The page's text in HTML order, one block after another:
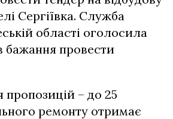
Сергіївка. Служба
області оголосила
бажання провести
– до 25
ремонту отримає